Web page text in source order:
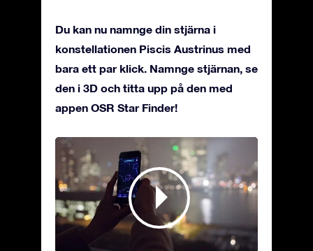
Du kan nu namnge din stjärna i
konstellationen Piscis Austrinus med
bara ett par klick. Namnge stjärnan, se
den i 3D och titta upp på den med
appen OSR Star Finder!